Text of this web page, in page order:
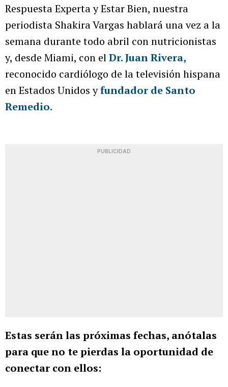
Respuesta Experta y Estar Bien, nuestra
periodista Shakira Vargas hablará una vez a la
semana durante todo abril con nutricionistas
y, desde Miami, con elDr. Juan Rivera,
reconocido cardiólogo de la televisión hispana
en Estados Unidos yfundador de Santo
Remedio.
PUBLICIDAD
Estas serán las próximas fechas, anótalas
para que no te pierdas la oportunidad de
conectar con ellos: